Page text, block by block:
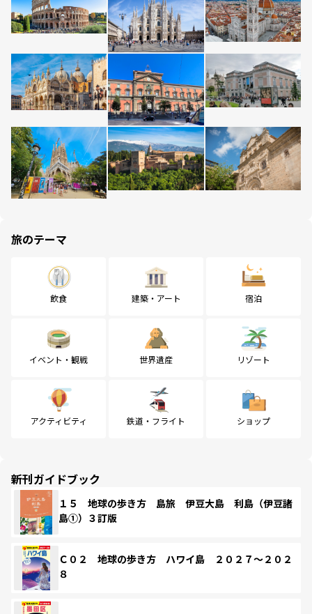
旅のテーマ
飲食 建築・アート 宿泊
イベント・観戦 世界遺産 リゾート
アクティビティ 鉄道・フライト ショップ
新刊ガイドブック
１５ 地球の歩き方 島旅 伊豆大島 利島（伊豆諸
島①）３訂版
Ｃ０２ 地球の歩き方 ハワイ島 ２０２７～２０２
８